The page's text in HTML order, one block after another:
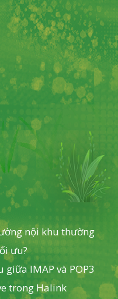
nội khu thường
ưu?
giữa IMAP và POP3
trong Halink